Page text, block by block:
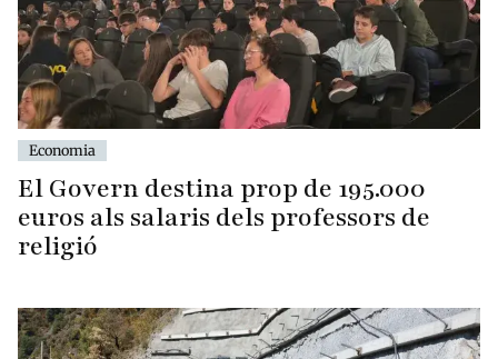
Economia
El Govern destina prop de 195.000
euros als salaris dels professors de
religió